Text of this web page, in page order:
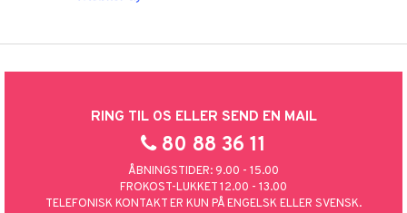
RING TIL OS ELLER SEND EN MAIL
80 88 36 11
ÅBNINGSTIDER: 9.00 - 15.00
FROKOST-LUKKET 12.00 - 13.00
TELEFONISK KONTAKT ER KUN PÅ ENGELSK ELLER SVENSK.